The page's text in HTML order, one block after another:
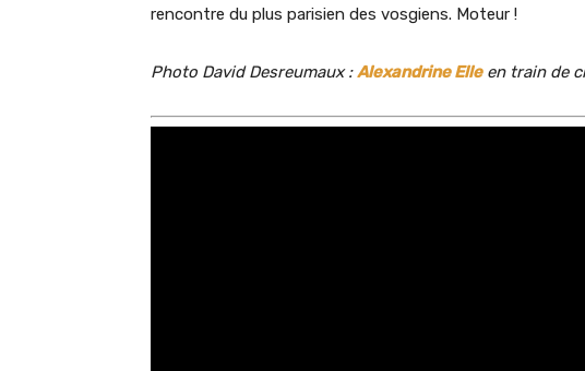
rencontre du plus parisien des vosgiens. Moteur !
Photo David Desreumaux :Alexandrine Elleen train de